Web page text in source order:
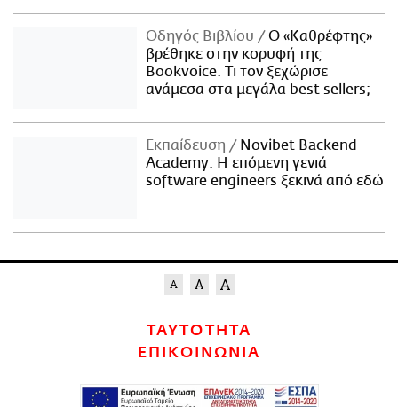
Οδηγός Βιβλίου
Ο «Καθρέφτης»
βρέθηκε στην κορυφή της
Bookvoice. Τι τον ξεχώρισε
ανάμεσα στα μεγάλα best sellers;
Εκπαίδευση
Novibet Backend
Academy: Η επόμενη γενιά
software engineers ξεκινά από εδώ
ΤΑΥΤΟΤΗΤΑ
ΕΠΙΚΟΙΝΩΝΙΑ